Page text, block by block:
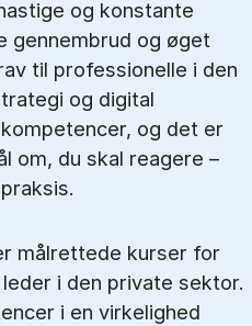
og konstante
gennembrud og øget
til professionelle i den
og digital
og det er
om, du skal reagere –
målrettede kurser for
i den private sektor.
i en virkelighed